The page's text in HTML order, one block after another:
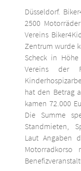
Düsseldorf.
2500
Vereins
Zentrum wurde
Scheck in
Vereins der
hat den Betrag
kamen 72.000
Die Summe
Standmieten,
Laut Angaben